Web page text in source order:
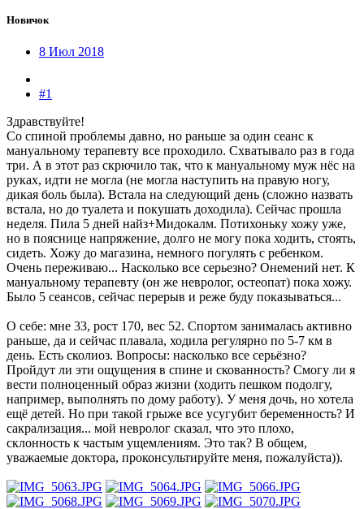
Новичок
8 Июл 2018
#1
Здравствуйте!
Со спиной проблемы давно, но раньше за один сеанс к
мануальному терапевту все проходило. Схватывало раз в года
три. А в этот раз скрючило так, что к мануальному муж нёс на
руках, идти не могла (не могла наступить на правую ногу,
дикая боль была). Встала на следующий день (сложно назвать
встала, но до туалета и покушать доходила). Сейчас прошла
неделя. Пила 5 дней найз+Мидокалм. Потихоньку хожу уже,
но в пояснице напряжение, долго не могу пока ходить, стоять,
сидеть. Хожу до магазина, немного погулять с ребенком.
Очень переживаю... Насколько все серьезно? Онемений нет. К
мануальному терапевту (он же невролог, остеопат) пока хожу.
Было 5 сеансов, сейчас перерыв и реже буду показываться...
О себе: мне 33, рост 170, вес 52. Спортом занималась активно
раньше, да и сейчас плавала, ходила регулярно по 5-7 км в
день. Есть сколиоз. Вопросы: насколько все серьёзно?
Пройдут ли эти ощущения в спине и скованность? Смогу ли я
вести полноценный образ жизни (ходить пешком подолгу,
например, выполнять по дому работу). У меня дочь, но хотела
ещё детей. Но при такой грыже все усугубит беременность? И
сакрализация... мой невролог сказал, что это плохо,
склонность к частым ущемлениям. Это так? В общем,
уважаемые доктора, проконсультируйте меня, пожалуйста)).